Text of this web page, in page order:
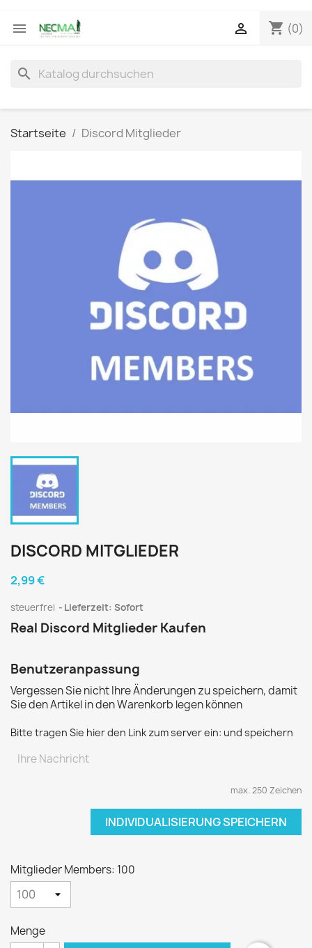
 shopping_cart (0)

search
Startseite Discord Mitglieder
DISCORD MITGLIEDER
2,99 €
steuerfrei Lieferzeit: Sofort
Real Discord Mitglieder Kaufen
Benutzeranpassung
Vergessen Sie nicht Ihre Änderungen zu speichern, damit
Sie den Artikel in den Warenkorb legen können
Bitte tragen Sie hier den Link zum server ein: und speichern
max. 250 Zeichen
INDIVIDUALISIERUNG SPEICHERN
Mitglieder Members: 100
Menge